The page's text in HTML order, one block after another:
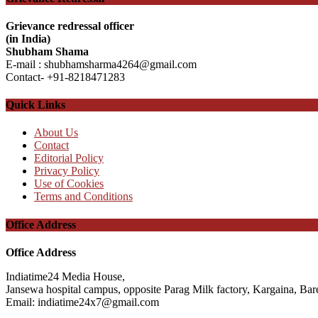
Grievance redressal officer
(in India)
Shubham Shama
E-mail : shubhamsharma4264@gmail.com
Contact- +91-8218471283
Quick Links
About Us
Contact
Editorial Policy
Privacy Policy
Use of Cookies
Terms and Conditions
Office Address
Office Address
Indiatime24 Media House,
Jansewa hospital campus, opposite Parag Milk factory, Kargaina,
Email: indiatime24x7@gmail.com